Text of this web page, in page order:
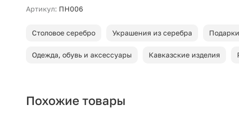
Артикул: ПН006
Столовое серебро Украшения из серебра
Одежда, обувь и аксессуары Кавказские изделия
Похожие товары